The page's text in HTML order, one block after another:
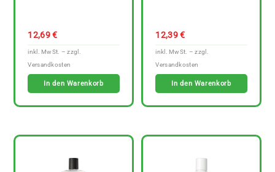
12,69€
In den Warenkorb
12,39€
In den Warenkorb